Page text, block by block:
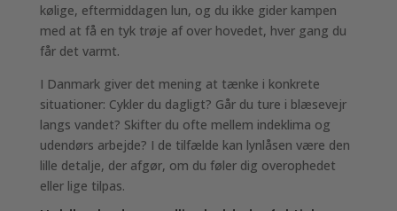
kølige, eftermiddagen lun, og du ikke gider kampen
med at få en tyk trøje af over hovedet, hver gang du
får det varmt.
I Danmark giver det mening at tænke i konkrete
situationer: Cykler du dagligt? Går du ture i blæsevejr
langs vandet? Skifter du ofte mellem indeklima og
udendørs arbejde? I de tilfælde kan lynlåsen være den
lille detalje, der afgør, om du føler dig overophedet
eller lige tilpas.